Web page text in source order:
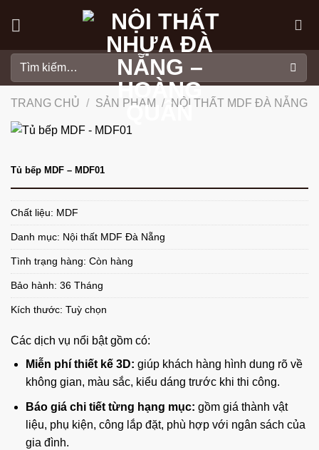
kiếm:
TRANG CHỦ / SẢN PHẨM / NỘI THẤT MDF ĐÀ NẴNG
Tủ bếp MDF – MDF01
Chất liệu: MDF
Danh mục: Nội thất MDF Đà Nẵng
Tình trạng hàng: Còn hàng
Bảo hành: 36 Tháng
Kích thước: Tuỳ chọn
Các dịch vụ nổi bật gồm có:
Miễn phí thiết kế 3D: giúp khách hàng hình dung rõ về
không gian, màu sắc, kiểu dáng trước khi thi công.
Báo giá chi tiết từng hạng mục: gồm giá thành vật
liệu, phụ kiện, công lắp đặt, phù hợp với ngân sách của
gia đình.